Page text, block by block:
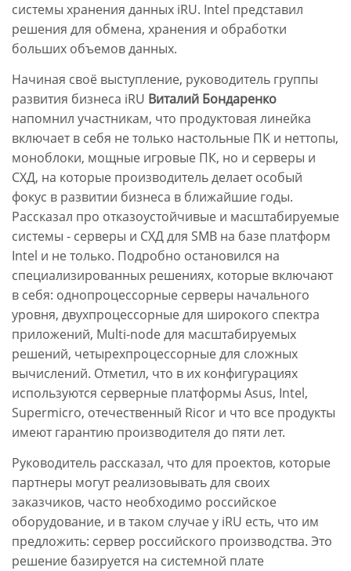
системы хранения данных iRU. Intel представил
решения для обмена, хранения и обработки
больших объемов данных.
Начиная своё выступление, руководитель группы
развития бизнеса iRU Виталий Бондаренко
напомнил участникам, что продуктовая линейка
включает в себя не только настольные ПК и неттопы,
моноблоки, мощные игровые ПК, но и серверы и
СХД, на которые производитель делает особый
фокус в развитии бизнеса в ближайшие годы.
Рассказал про отказоустойчивые и масштабируемые
системы - серверы и СХД для SMB на базе платформ
Intel и не только. Подробно остановился на
специализированных решениях, которые включают
в себя: однопроцессорные серверы начального
уровня, двухпроцессорные для широкого спектра
приложений, Multi-node для масштабируемых
решений, четырехпроцессорные для сложных
вычислений. Отметил, что в их конфигурациях
используются серверные платформы Asus, Intel,
Supermicro, отечественный Ricor и что все продукты
имеют гарантию производителя до пяти лет.
Руководитель рассказал, что для проектов, которые
партнеры могут реализовывать для своих
заказчиков, часто необходимо российское
оборудование, и в таком случае у iRU есть, что им
предложить: сервер российского производства. Это
решение базируется на системной плате